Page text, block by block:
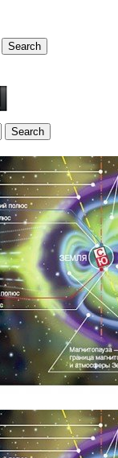
Search
Search